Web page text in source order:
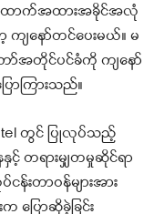
ောက်အထားအခိုင်အလုံ
ျနော်တင်ပေးမယ်။ မ
ာ်အတိုင်ပင်ခံကို ကျနော်
ကြားသည်။
တွင် ပြုလုပ်သည့်
နှင့် တရားမျှတမှုဆိုင်ရာ
န်းတာဝန်များအား
ပြောဆိုခဲ့ခြင်း